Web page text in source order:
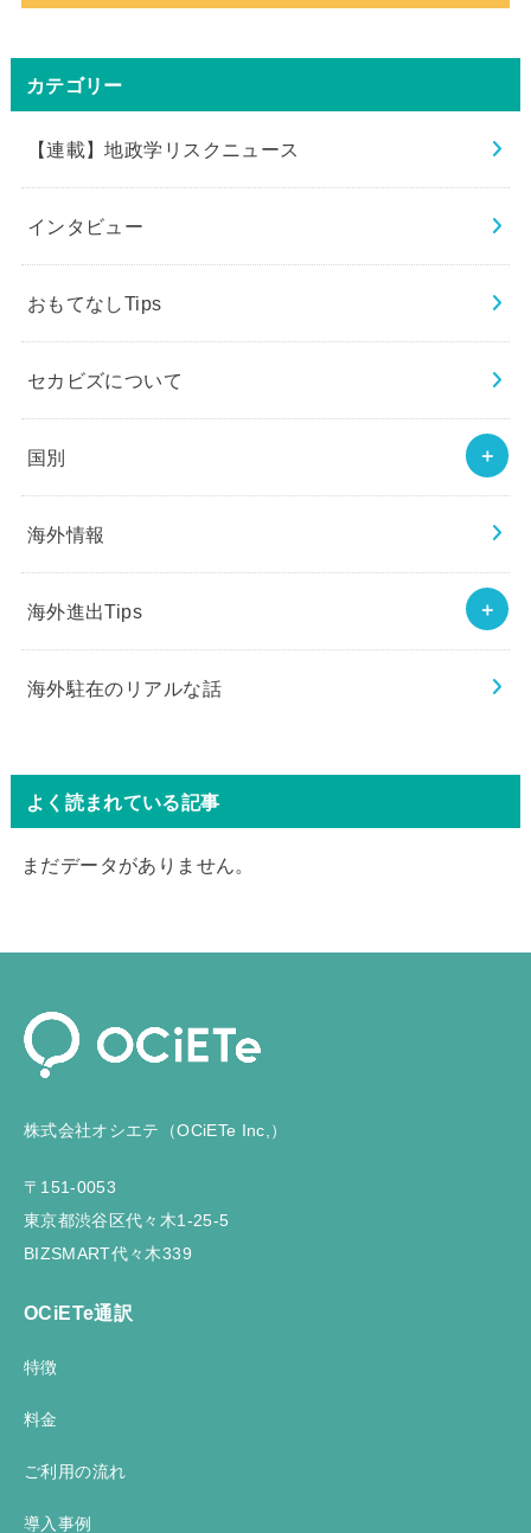
カテゴリー
【連載】地政学リスクニュース
インタビュー
おもてなしTips
セカビズについて
国別
海外情報
海外進出Tips
海外駐在のリアルな話
よく読まれている記事
まだデータがありません。
株式会社オシエテ（OCiETe Inc,）
〒151-0053
東京都渋谷区代々木1-25-5
BIZSMART代々木339
OCiETe通訳
特徴
料金
ご利用の流れ
導入事例